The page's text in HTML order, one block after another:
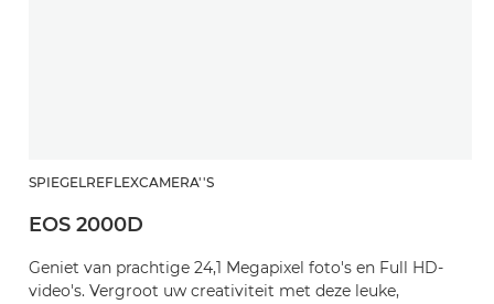
SPIEGELREFLEXCAMERA''S
EOS 2000D
Geniet van prachtige 24,1 Megapixel foto's en Full HD-
video's. Vergroot uw creativiteit met deze leuke,